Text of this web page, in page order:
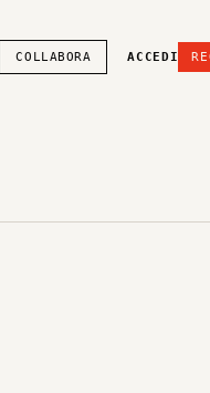
COLLABORA ACCEDI